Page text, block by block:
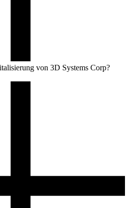
von 3D Systems Corp?